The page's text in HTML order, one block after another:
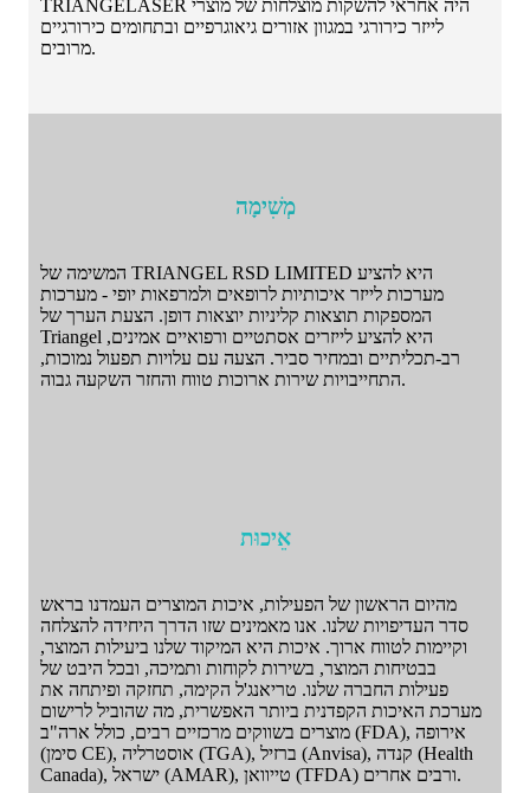
TRIANGELASER היה אחראי להשקות מוצלחות של מוצרי
לייזר כירורגי במגוון אזורים גיאוגרפיים ובתחומים כירורגיים
מרובים.
מְשִׁימָה
המשימה של TRIANGEL RSD LIMITED היא להציע
מערכות לייזר איכותיות לרופאים ולמרפאות יופי - מערכות
המספקות תוצאות קליניות יוצאות דופן. הצעת הערך של
Triangel היא להציע לייזרים אסתטיים ורפואיים אמינים,
רב-תכליתיים ובמחיר סביר. הצעה עם עלויות תפעול נמוכות,
התחייבויות שירות ארוכות טווח והחזר השקעה גבוה.
אֵיכוּת
מהיום הראשון של הפעילות, איכות המוצרים העמדנו בראש
סדר העדיפויות שלנו. אנו מאמינים שזו הדרך היחידה להצלחה
וקיימות לטווח ארוך. איכות היא המיקוד שלנו ביעילות המוצר,
בבטיחות המוצר, בשירות לקוחות ותמיכה, ובכל היבט של
פעילות החברה שלנו. טריאנג'ל הקימה, תחזקה ופיתחה את
מערכת האיכות הקפדנית ביותר האפשרית, מה שהוביל לרישום
מוצרים בשווקים מרכזיים רבים, כולל ארה"ב (FDA), אירופה
(סימן CE), אוסטרליה (TGA), ברזיל (Anvisa), קנדה (Health
Canada), ישראל (AMAR), טייוואן (TFDA) ורבים אחרים.